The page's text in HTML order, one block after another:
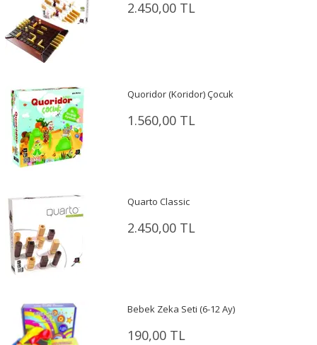
2.450,00 TL
Quoridor (Koridor) Çocuk
1.560,00 TL
Quarto Classic
2.450,00 TL
Bebek Zeka Seti (6-12 Ay)
190,00 TL